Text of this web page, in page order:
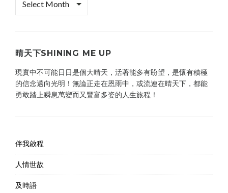
晴天下SHINING ME UP
現實中不可能日日是個大晴天，活著能多有盼望，是懷有積極
的信念邁向光明！無論正走在恩雨中，或流連在晴天下，都能
勇敢踏上瞬息萬變而又豐富多姿的人生旅程！
伴我啟程
人情世故
及時語